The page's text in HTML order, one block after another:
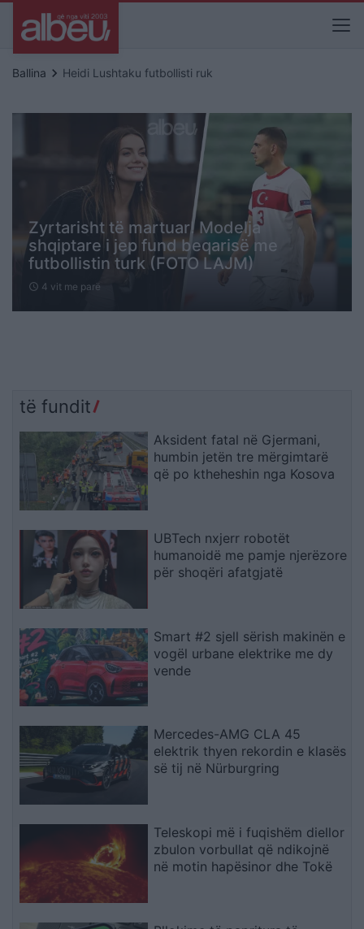
Ballina keyboard_arrow_right Heidi Lushtaku futbollisti ruk
Zyrtarisht të martuar! Modelja
shqiptare i jep fund beqarisë me
futbollistin turk (FOTO LAJM)
schedule 4 vit me parë
të fundit
Aksident fatal në Gjermani,
humbin jetën tre mërgimtarë
që po ktheheshin nga Kosova
UBTech nxjerr robotët
humanoidë me pamje njerëzore
për shoqëri afatgjatë
Smart #2 sjell sërish makinën e
vogël urbane elektrike me dy
vende
Mercedes-AMG CLA 45
elektrik thyen rekordin e klasës
së tij në Nürburgring
Teleskopi më i fuqishëm diellor
zbulon vorbullat që ndikojnë
në motin hapësinor dhe Tokë